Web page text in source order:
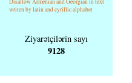
Disallow Armenian and Georgian in text
writen by latin and cyrillic alphabet
Ziyarətçilərin sayı
9128